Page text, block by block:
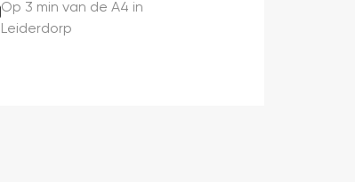
Op 3 min van de A4 in
Leiderdorp